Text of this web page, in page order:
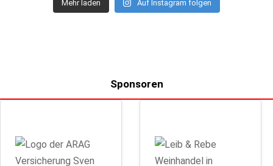
Mehr laden Auf Instagram folgen
Sponsoren